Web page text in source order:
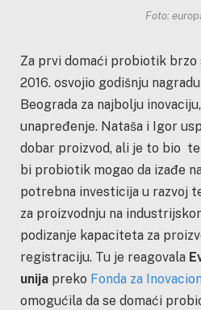
Foto:
Za prvi domaći probiotik brzo
2016. osvojio godišnju
Beograda za najbolju
unapređenje. Nataša i Igor
dobar proizvod, ali je to bio
bi probiotik mogao da izađe
potrebna investicija u razvoj
za proizvodnju na
podizanje kapaciteta za
registraciju. Tu je reagovala
unija preko Fonda za
omogućila da se domaći